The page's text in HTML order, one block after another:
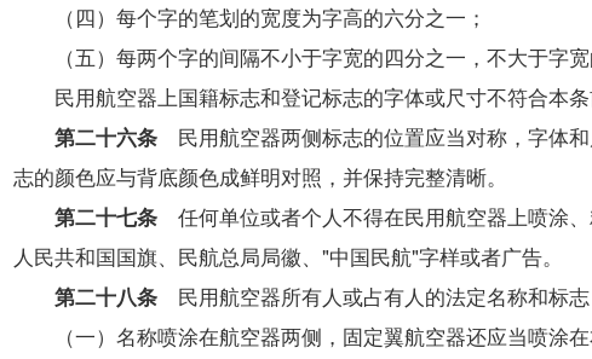
（四）每个字的笔划的宽度为字高的六分之一；
（五）每两个字的间隔不小于字宽的四分之一，不大于字宽
民用航空器上国籍标志和登记标志的字体或尺寸不符合本条
第二十六条民用航空器两侧标志的位置应当对称，字体和
志的颜色应与背底颜色成鲜明对照，并保持完整清晰。
第二十七条任何单位或者个人不得在民用航空器上喷涂、
人民共和国国旗、民航总局局徽、"中国民航"字样或者广告。
第二十八条民用航空器所有人或占有人的法定名称和标志
（一）名称喷涂在航空器两侧，固定翼航空器还应当喷涂在